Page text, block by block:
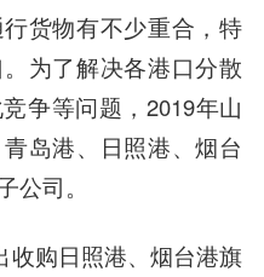
货物有不少重合，特
为了解决各港口分散
争等问题，2019年山
岛港、日照港、烟台
公司。
收购日照港、烟台港旗